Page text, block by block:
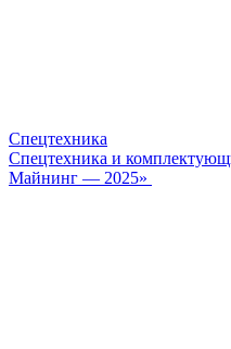
Спецтехника
Спецтехника и
Майнинг — 2025»